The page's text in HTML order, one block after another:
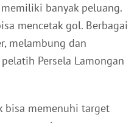
banyak peluang.
mencetak gol. Berbagai
melambung dan
Persela Lamongan
bisa memenuhi target